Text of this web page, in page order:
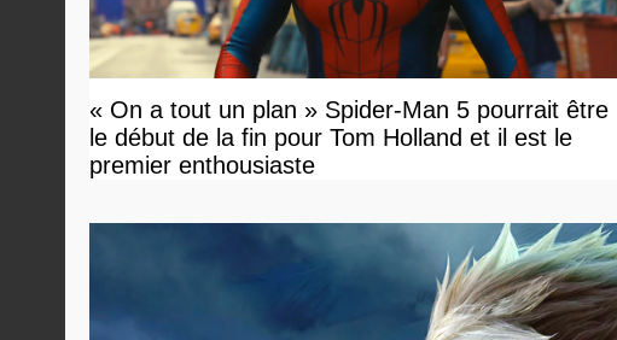
« On a tout un plan » Spider-Man 5 pourrait être
le début de la fin pour Tom Holland et il est le
premier enthousiaste